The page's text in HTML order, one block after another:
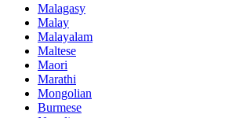
Malagasy
Malay
Malayalam
Maltese
Maori
Marathi
Mongolian
Burmese